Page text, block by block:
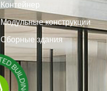
Контейнер
Модульные конструкции
Сборные здания